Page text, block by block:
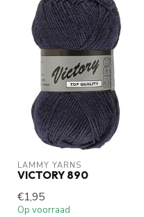
LAMMY YARNS
VICTORY 890
€1,95
Op voorraad